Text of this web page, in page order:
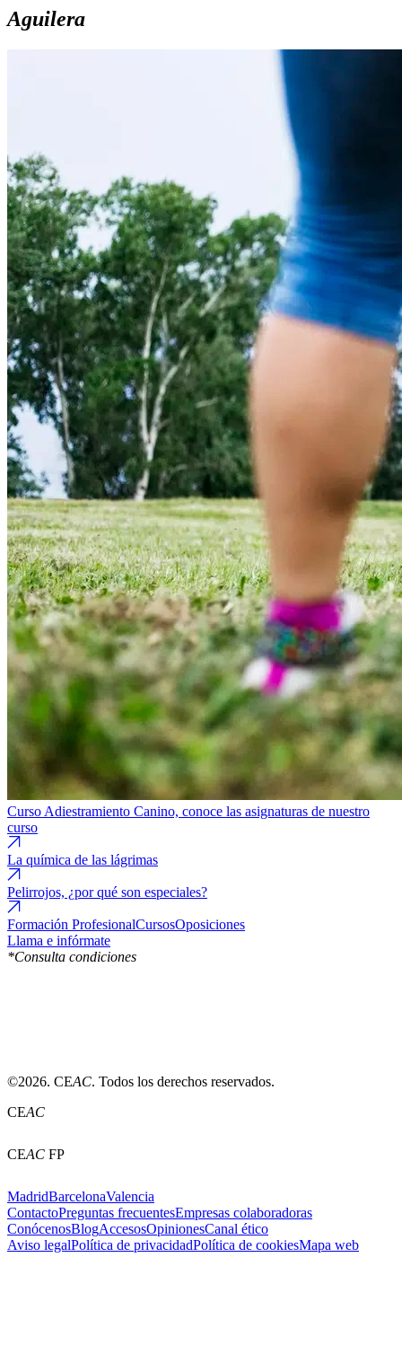
Aguilera
Curso Adiestramiento Canino, conoce las asignaturas de nuestro
curso
La química de las lágrimas
Pelirrojos, ¿por qué son especiales?
Formación ProfesionalCursosOposiciones
Llama e infórmate
*Consulta condiciones
©2026. CEAC. Todos los derechos reservados.
CEAC
CEAC FP
MadridBarcelonaValencia
ContactoPreguntas frecuentesEmpresas colaboradoras
ConócenosBlogAccesosOpinionesCanal ético
Aviso legalPolítica de privacidadPolítica de cookiesMapa web